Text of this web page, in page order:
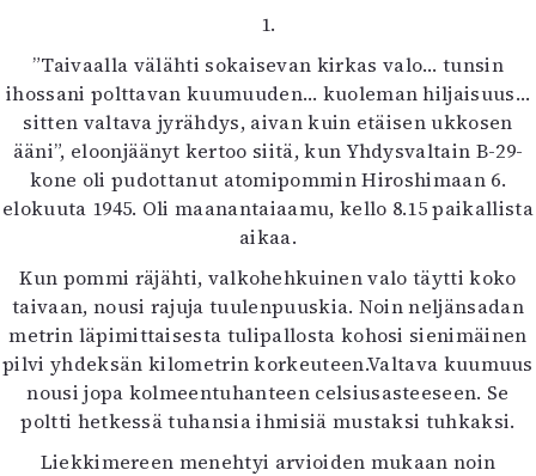
Levyt
Kirjat
In English
Esitystaide
Arkisto
Lehdet
2–3/2026
1/2026
6/2025
5/2025 saame
5/2025
Lehtiarkisto
1.
”Taivaalla välähti sokaisevan kirkas valo… tunsin
ihossani polttavan kuumuuden… kuoleman hiljaisuus…
sitten valtava jyrähdys, aivan kuin etäisen ukkosen
ääni”, eloonjäänyt kertoo siitä, kun Yhdysvaltain B-29-
kone oli pudottanut atomipommin Hiroshimaan 6.
elokuuta 1945. Oli maanantaiaamu, kello 8.15 paikallista
aikaa.
Kun pommi räjähti, valkohehkuinen valo täytti koko
taivaan, nousi rajuja tuulenpuuskia. Noin neljänsadan
metrin läpimittaisesta tulipallosta kohosi sienimäinen
pilvi yhdeksän kilometrin korkeuteen.Valtava kuumuus
nousi jopa kolmeentuhanteen celsiusasteeseen. Se
poltti hetkessä tuhansia ihmisiä mustaksi tuhkaksi.
Liekkimereen menehtyi arvioiden mukaan noin